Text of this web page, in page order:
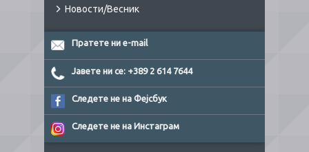
Новости/Весник
Пратете ни e-mail
Јавете ни се: +389 2 614 7644
Следете не на Фејсбук
Следете не на Инстаграм